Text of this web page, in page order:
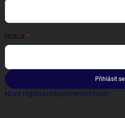
HESLO
Přihlásit se
Nová registraceZapomenuté heslo